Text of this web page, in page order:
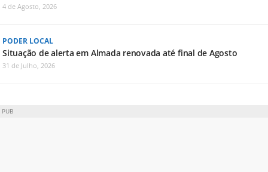
4 de Agosto, 2026
PODER LOCAL
Situação de alerta em Almada renovada até final de Agosto
31 de Julho, 2026
PUB